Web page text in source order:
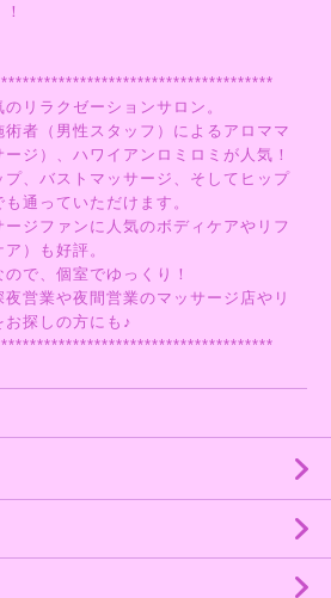
リラクゼーションサロン。
者（男性スタッフ）によるアロママ
ジ）、ハワイアンロミロミが人気！
、バストマッサージ、そしてヒップ
通っていただけます。
ジファンに人気のボディケアやリフ
）も好評。
で、個室でゆっくり！
営業や夜間営業のマッサージ店やリ
探しの方にも♪